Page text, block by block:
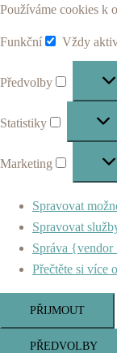
Používáme cookies k
Funkční
Funkční
Vždy
Předvolby
Statistiky
Marketing
Spravovat
Spravovat
Správa
Přečtěte si více
PŘIJMOUT
PŘEDVOLBY